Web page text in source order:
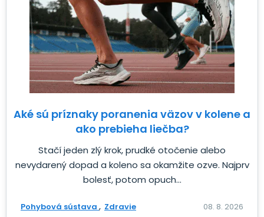
Aké sú príznaky poranenia väzov v kolene a
ako prebieha liečba?
Stačí jeden zlý krok, prudké otočenie alebo
nevydarený dopad a koleno sa okamžite ozve. Najprv
bolesť, potom opuch...
Pohybová sústava Zdravie 08. 8. 2026